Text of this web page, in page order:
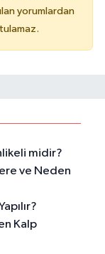
yorumlardan
midir?
ve Neden
Kalp